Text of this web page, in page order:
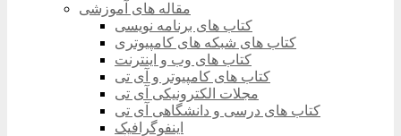
مقاله های آموزشی
کتاب های برنامه نویسی
کتاب های شبکه های کامپیوتری
کتاب های وب و اینترنت
کتاب های کامپیوتر و آی تی
مجلات الکترونیکی آی تی
کتاب های درسی و دانشگاهی آی تی
اینفوگرافیک